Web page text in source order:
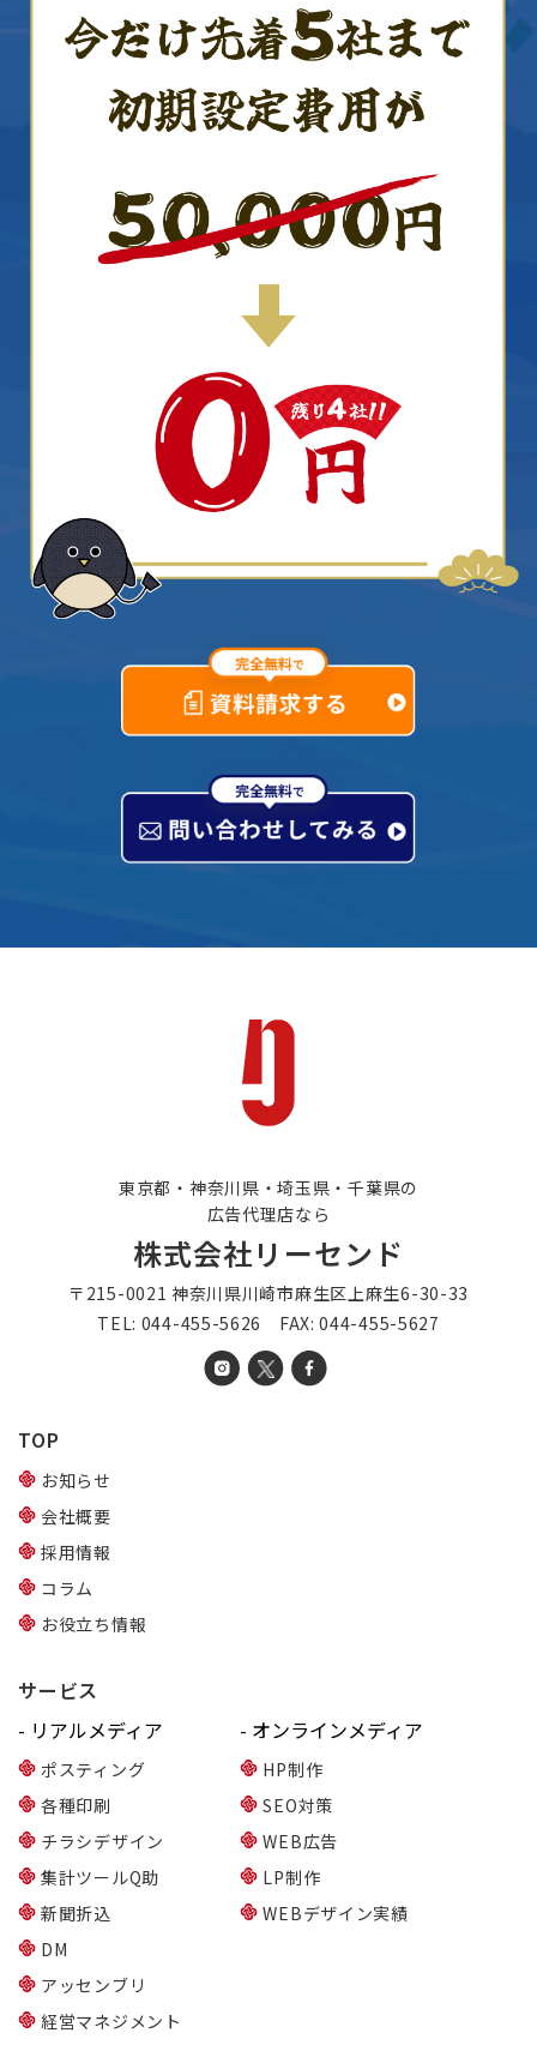
東京都・神奈川県・埼玉県・千葉県の
広告代理店なら
株式会社リーセンド
〒215-0021 神奈川県川崎市麻生区上麻生6-30-33
TEL: 044-455-5626 FAX: 044-455-5627
TOP
お知らせ
会社概要
採用情報
コラム
お役立ち情報
サービス
- リアルメディア
ポスティング
各種印刷
チラシデザイン
集計ツールQ助
新聞折込
DM
アッセンブリ
経営マネジメント
- オンラインメディア
HP制作
SEO対策
WEB広告
LP制作
WEBデザイン実績